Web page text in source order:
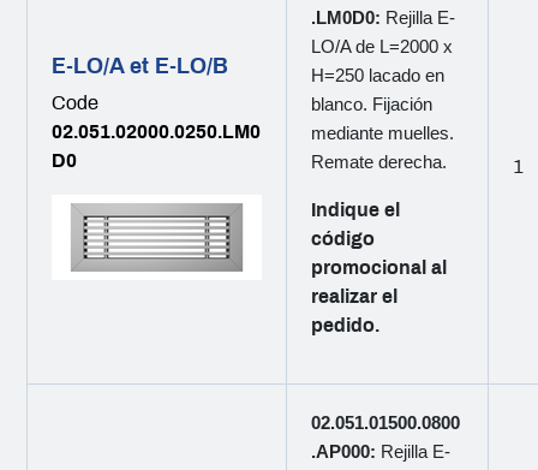
E-LO/A et E-LO/B
Code
02.051.02000.0250.LM0
D0
.LM0D0: Rejilla E-
LO/A de L=2000 x
H=250 lacado en
blanco. Fijación
mediante muelles.
Remate derecha.
Indique el
código
promocional al
realizar el
pedido.
1
02.051.01500.0800
.AP000: Rejilla E-